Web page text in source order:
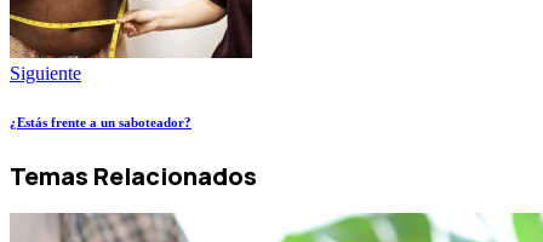
Siguiente
¿Estás frente a un saboteador?
Temas Relacionados